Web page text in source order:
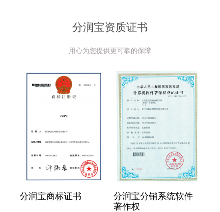
分润宝资质证书
用心为您提供更可靠的保障
分润宝商标证书
分润宝分销系统软件
著作权